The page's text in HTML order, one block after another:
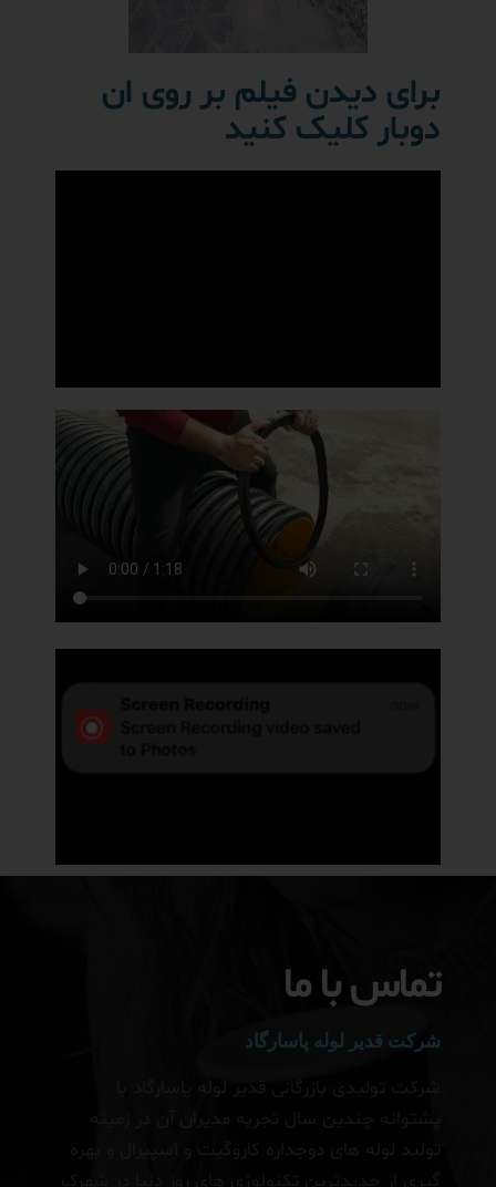
برای دیدن فیلم بر روی ان
دوبار کلیک کنید
تماس با ما
شرکت قدیر لوله پاسارگاد
شرکت تولیدی بازرگانی قدیر لوله پاسارگاد با
پشتوانه چندین سال تجربه مدیران آن در زمینه
تولید لوله های دوجداره کاروگیت و اسپیرال و بهره
گیری از جدیدترین تکنولوژی های روز دنیا در شهرک